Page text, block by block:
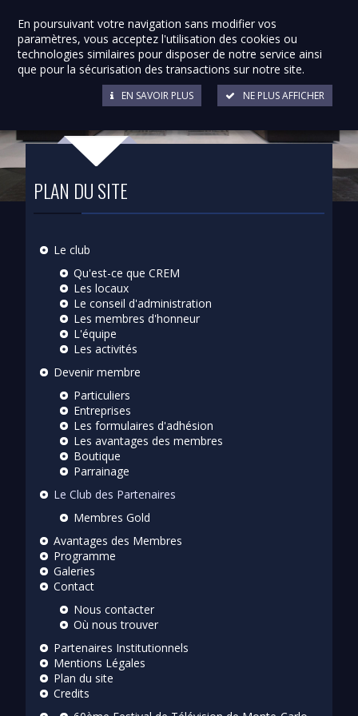
PLAN DU SITE
Le club
Qu'est-ce que CREM
Les locaux
Le conseil d'administration
Les membres d'honneur
L'équipe
Les activités
Devenir membre
Particuliers
Entreprises
Les formulaires d'adhésion
Les avantages des membres
Boutique
Parrainage
Le Club des Partenaires
Membres Gold
Avantages des Membres
Programme
Galeries
Contact
Nous contacter
Où nous trouver
Partenaires Institutionnels
Mentions Légales
Plan du site
Credits
En poursuivant votre navigation sans modifier vos
paramètres, vous acceptez l'utilisation des cookies ou
technologies similaires pour disposer de notre service ainsi
que pour la sécurisation des transactions sur notre site.
NE PLUS AFFICHER
EN SAVOIR PLUS